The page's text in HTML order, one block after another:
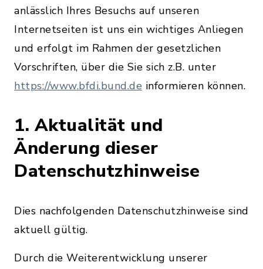
anlässlich Ihres Besuchs auf unseren
Internetseiten ist uns ein wichtiges Anliegen
und erfolgt im Rahmen der gesetzlichen
Vorschriften, über die Sie sich z.B. unter
https://www.bfdi.bund.de informieren können.
1. Aktualität und
Änderung dieser
Datenschutzhinweise
Dies nachfolgenden Datenschutzhinweise sind
aktuell gültig.
Durch die Weiterentwicklung unserer